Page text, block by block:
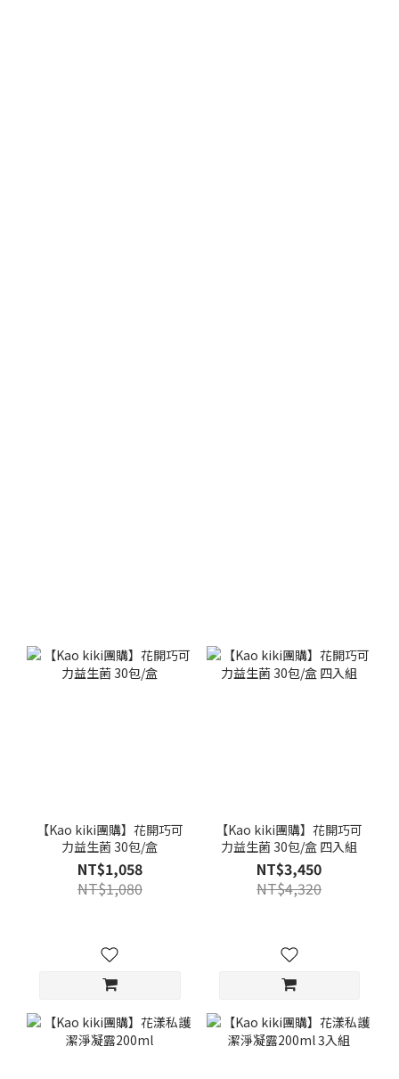
【Kao kiki團購】花開巧可
力益生菌 30包/盒
NT$1,058
NT$1,080
【Kao kiki團購】花開巧可
力益生菌 30包/盒 四入組
NT$3,450
NT$4,320